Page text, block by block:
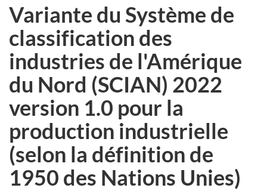
Variante du Système de
classification des
industries de l'Amérique
du Nord (SCIAN) 2022
version 1.0 pour la
production industrielle
(selon la définition de
1950 des Nations Unies)